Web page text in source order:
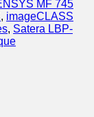
MF 745
, imageCLASS
, Satera LBP-